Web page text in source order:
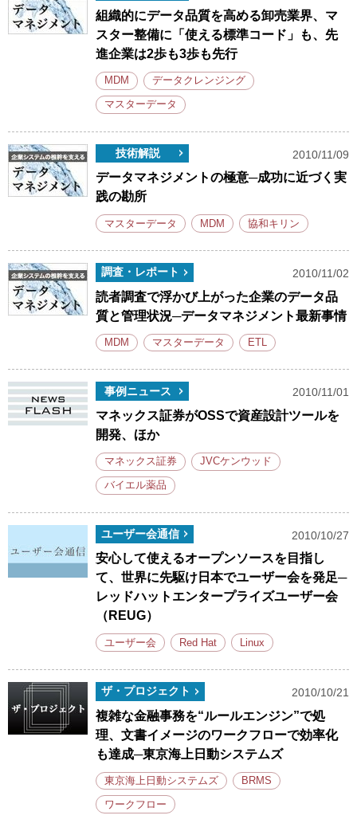
組織的にデータ品質を高める卸売業界、マ
スター整備に「使える標準コード」も、先
進企業は2歩も3歩も先行
MDM データクレンジング
マスターデータ
技術解説 2010/11/09
データマネジメントの極意─成功に近づく実
践の勘所
マスターデータ MDM 協和キリン
調査・レポート 2010/11/02
読者調査で浮かび上がった企業のデータ品
質と管理状況─データマネジメント最新事情
MDM マスターデータ ETL
事例ニュース 2010/11/01
マネックス証券がOSSで資産設計ツールを
開発、ほか
マネックス証券 JVCケンウッド
バイエル薬品
ユーザー会通信 2010/10/27
安心して使えるオープンソースを目指し
て、世界に先駆け日本でユーザー会を発足─
レッドハットエンタープライズユーザー会
（REUG）
ユーザー会 Red Hat Linux
ザ・プロジェクト 2010/10/21
複雑な金融事務を“ルールエンジン”で処
理、文書イメージのワークフローで効率化
も達成─東京海上日動システムズ
東京海上日動システムズ BRMS
ワークフロー